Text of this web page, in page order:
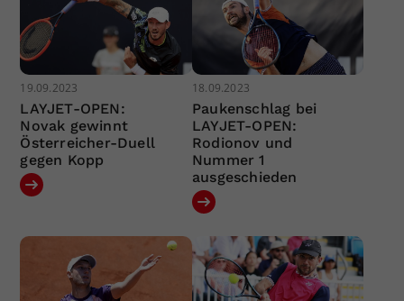
19.09.2023
LAYJET-OPEN:
Novak gewinnt
Österreicher-Duell
gegen Kopp
18.09.2023
Paukenschlag bei
LAYJET-OPEN:
Rodionov und
Nummer 1
ausgeschieden